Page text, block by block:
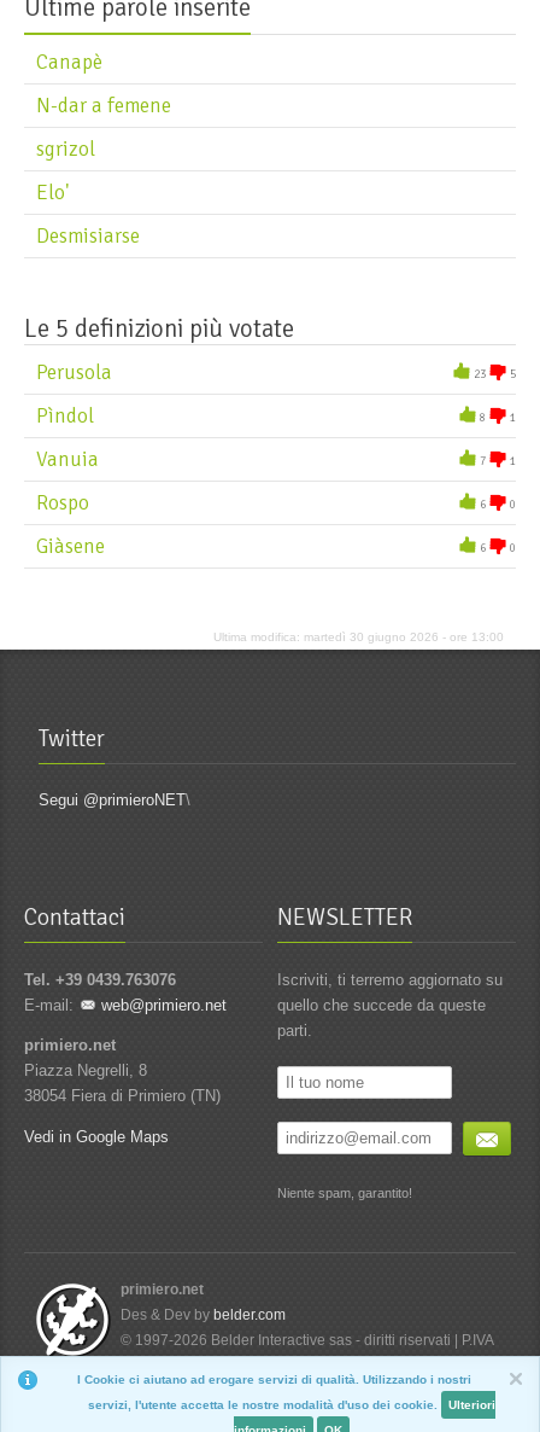
Ultime parole inserite
Canapè
N-dar a femene
sgrizol
Elo'
Desmisiarse
Le 5 definizioni più votate
Perusola 23 5
Pìndol 8 1
Vanuia 7 1
Rospo 6 0
Giàsene 6 0
Ultima modifica: martedì 30 giugno 2026 - ore 13:00
Twitter
Segui @primieroNET\
Contattaci
Tel. +39 0439.763076
E-mail:
web@primiero.net
primiero.net
Piazza Negrelli, 8
38054 Fiera di Primiero (TN)
Vedi in Google Maps
NEWSLETTER
Iscriviti, ti terremo aggiornato su
quello che succede da queste
parti.
Niente spam, garantito!
primiero.net
Des & Dev by belder.com
© 1997-2026 Belder Interactive sas - diritti riservati | P.IVA
Nascondi
I Cookie ci aiutano ad erogare servizi di qualità. Utilizzando i nostri
servizi, l'utente accetta le nostre modalità d'uso dei cookie.
Ulteriori